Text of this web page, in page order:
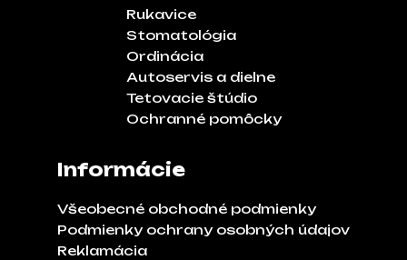
Rukavice
Stomatológia
Ordinácia
Autoservis a dielne
Tetovacie štúdio
Ochranné pomôcky
Informácie
Všeobecné obchodné podmienky
Podmienky ochrany osobných údajov
Reklamácia